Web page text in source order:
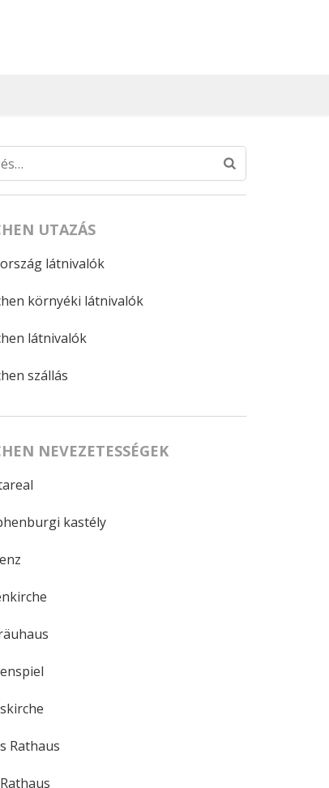
UTAZÁS
látnivalók
környéki látnivalók
látnivalók
szállás
NEVEZETESSÉGEK
kastély
Rathaus